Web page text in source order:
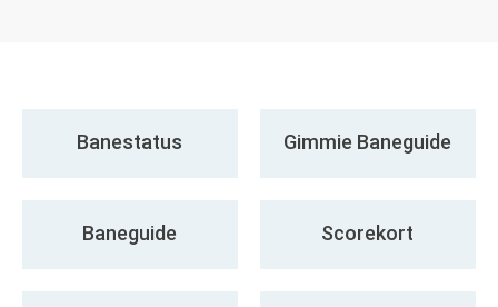
Banestatus Gimmie Baneguide
Baneguide Scorekort